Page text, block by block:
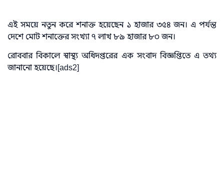
এই সময়ে নতুন করে শনাক্ত হয়েছেন ১ হাজার ৩৫৪ জন। এ পর্যন্ত
দেশে মোট শনাক্তের সংখ্যা ৭ লাখ ৮৯ হাজার ৮০ জন।
রোববার বিকালে স্বাস্থ্য অধিদপ্তরের এক সংবাদ বিজ্ঞপ্তিতে এ তথ্য
জানানো হয়েছে।[ads2]